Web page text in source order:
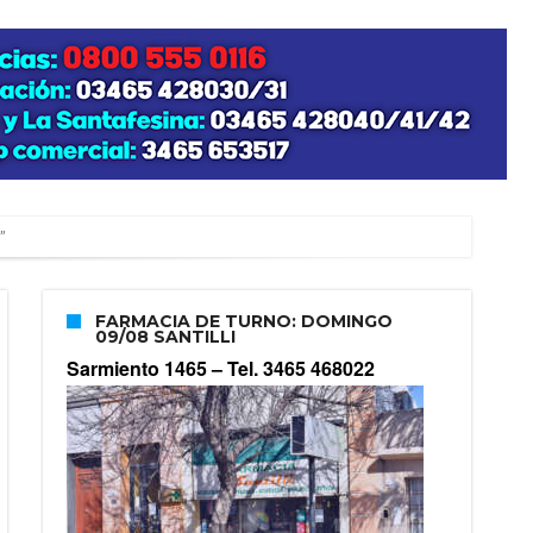
su nacimiento
FARMACIA DE TURNO: DOMINGO
09/08 SANTILLI
Sarmiento 1465 –Tel. 3465 468022